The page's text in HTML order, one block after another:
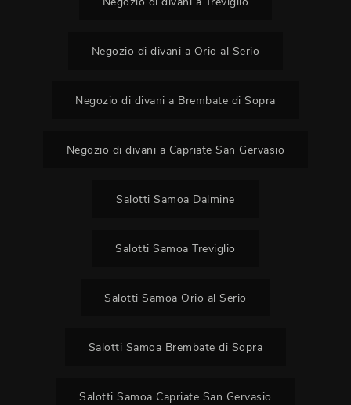
Negozio di divani a Orio al Serio
Negozio di divani a Brembate di Sopra
Negozio di divani a Capriate San Gervasio
Salotti Samoa Dalmine
Salotti Samoa Treviglio
Salotti Samoa Orio al Serio
Salotti Samoa Brembate di Sopra
Salotti Samoa Capriate San Gervasio